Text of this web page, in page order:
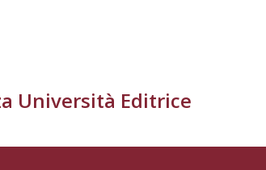
Università Editrice